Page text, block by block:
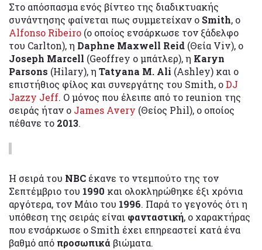
Στο απόσπασμα ενός βίντεο της διαδικτυακής
συνάντησης φαίνεται πως συμμετείχαν ο Smith, ο
Alfonso Ribeiro (ο οποίος ενσάρκωσε τον ξάδελφο
του Carlton), η Daphne Maxwell Reid (Θεία Viv), ο
Joseph Marcell (Geoffrey ο μπάτλερ), η Karyn
Parsons (Hilary), η Tatyana M. Ali (Ashley) και ο
επιστήθιος φίλος και συνεργάτης του Smith, οDJ
Jazzy Jeff. Ο μόνος που έλειπε από το reunion της
σειράς ήταν ο James Avery (Θείος Phil), ο οποίος
πέθανε το 2013.
Η σειρά του NBC έκανε το ντεμπούτο της τον
Σεπτέμβριο του 1990 και ολοκληρώθηκε έξι χρόνια
αργότερα, τον Μάιο του 1996. Παρά το γεγονός ότι η
υπόθεση της σειράς είναι φανταστική, ο χαρακτήρας
που ενσάρκωσε ο Smith έχει επηρεαστεί κατά ένα
βαθμό από προσωπικά βιώματα.